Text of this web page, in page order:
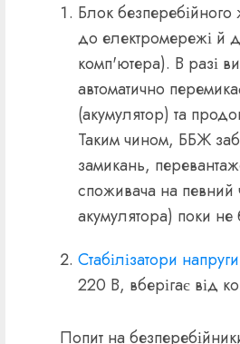
Блок
до електромережі й
комп'ютера). В разі
автоматично
(акумулятор) та
Таким чином, ББЖ
замикань,
споживача на певний
акумулятора) поки не
Стабілізатори
220 В, вберігає від
Попит на